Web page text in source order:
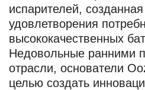
испарителей,
удовлетворения
высококачественных
Недовольные ранними
отрасли, основатели
целью создать